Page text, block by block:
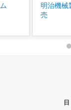
明治機械製
日